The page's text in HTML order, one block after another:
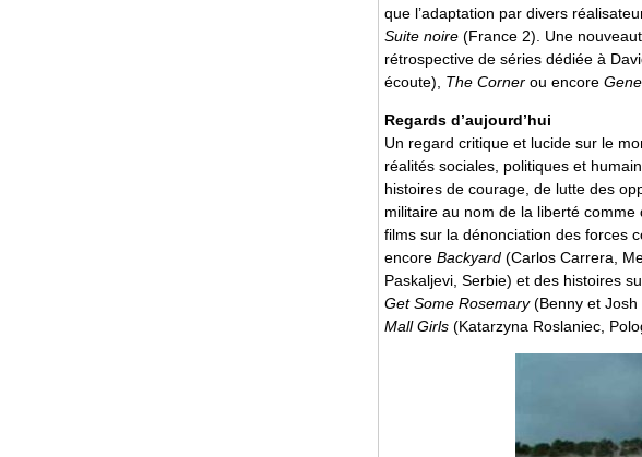
que l’adaptation par divers
Suite noire (France 2). Une
rétrospective de séries dédiée à
écoute), The Corner ou encore
Regards d’aujourd’hui
Un regard critique et lucide sur le
réalités sociales, politiques et
histoires de courage, de lutte des
militaire au nom de la liberté comme
films sur la dénonciation des forces
encore Backyard (Carlos Carrera,
Paskaljevi, Serbie) et des histoires
Get Some Rosemary(Benny et Josh
Mall Girls (Katarzyna Roslaniec,